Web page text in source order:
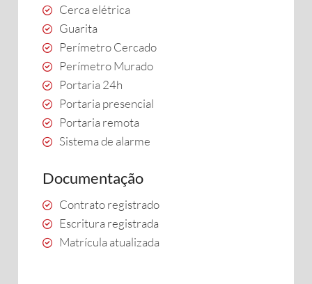
Cerca elétrica
Guarita
Perímetro Cercado
Perímetro Murado
Portaria 24h
Portaria presencial
Portaria remota
Sistema de alarme
Documentação
Contrato registrado
Escritura registrada
Matrícula atualizada